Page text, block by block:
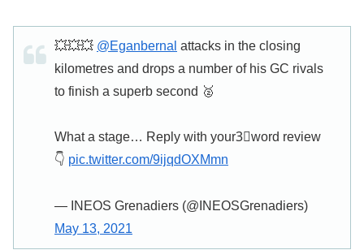
💥💥💥 @Eganbernal attacks in the closing
kilometres and drops a number of his GC rivals
to finish a superb second 🥈
What a stage… Reply with your3⃣word review
👇 pic.twitter.com/9ijqdOXMmn
— INEOS Grenadiers (@INEOSGrenadiers)
May 13, 2021